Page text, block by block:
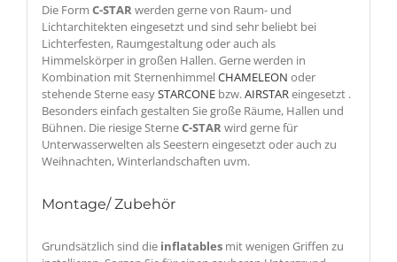
Die Form C-STARwerden gerne von Raum- und
Lichtarchitekten eingesetzt und sind sehr beliebt bei
Lichterfesten, Raumgestaltung oder auch als
Himmelskörper in großen Hallen. Gerne werden in
Kombination mit SternenhimmelCHAMELEON oder
stehende Sterne easySTARCONE bzw.AIRSTAReingesetzt .
Besonders einfach gestalten Sie große Räume, Hallen und
Bühnen. Die riesige SterneC-STARwird gerne für
Unterwasserwelten als Seestern eingesetzt oder auch zu
Weihnachten, Winterlandschaften uvm.
Montage/ Zubehör
Grundsätzlich sind die inflatables mit wenigen Griffen zu